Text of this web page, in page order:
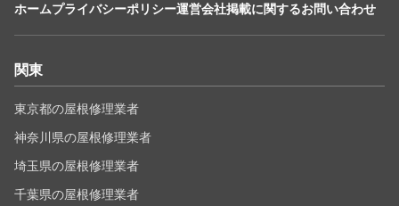
ホームプライバシーポリシー運営会社掲載に関するお問い合わせ
関東
東京都の屋根修理業者
神奈川県の屋根修理業者
埼玉県の屋根修理業者
千葉県の屋根修理業者